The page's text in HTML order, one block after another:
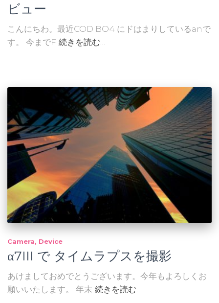
ビュー
こんにちわ。最近COD BO4 にドはまりしているanで
す。 今までF 続きを読む…
Camera Device
α7III で タイムラプスを撮影
あけましておめでとうございます。今年もよろしくお
願いいたします。 年末 続きを読む…